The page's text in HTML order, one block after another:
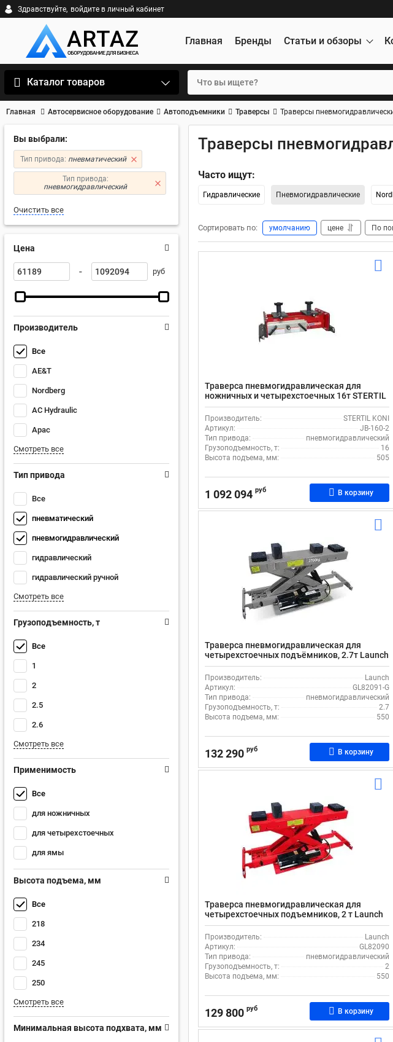
Здравствуйте, войдите в личный кабинет
Главная Бренды Статьи и обзоры
Каталог товаров
Главная Автосервисное оборудование Автоподъемники Траверсы Траверсы
Вы выбрали:
Тип привода: пневматический
Тип привода:
пневмогидравлический
Очистить все
Цена
- руб
Производитель
Все
AE&T
Nordberg
AC Hydraulic
Apac
Смотреть все
Тип привода
Все
пневматический
пневмогидравлический
гидравлический
гидравлический ручной
Смотреть все
Грузоподъемность, т
Все
1
2
2.5
2.6
Смотреть все
Применимость
Все
для ножничных
для четырехстоечных
для ямы
Высота подъема, мм
Все
218
234
245
250
Смотреть все
Минимальная высота подхвата, мм
Траверсы
Часто ищут:
Гидравлические Пневмогидравлические
Сортировать по: умолчанию цене По
Траверса пневмогидравлическая для
ножничных и четырехстоечных 16т STERTIL
KONI JB-160-2
Производитель:
STERTIL KONI
Артикул:
JB-160-2
Тип привода:
пневмогидравлический
Грузоподъемность, т:
16
Высота подъема, мм:
505
1 092 094 руб В корзину
Траверса пневмогидравлическая для
четырехстоечных подъёмников, 2.7т Launch
GL82091-G
Производитель:
Launch
Артикул:
GL82091-G
Тип привода:
пневмогидравлический
Грузоподъемность, т:
2.7
Высота подъема, мм:
550
132 290 руб В корзину
Траверса пневмогидравлическая для
четырехстоечных подъемников, 2 т Launch
GL82090
Производитель:
Launch
Артикул:
GL82090
Тип привода:
пневмогидравлический
Грузоподъемность, т:
2
Высота подъема, мм:
550
129 800 руб В корзину